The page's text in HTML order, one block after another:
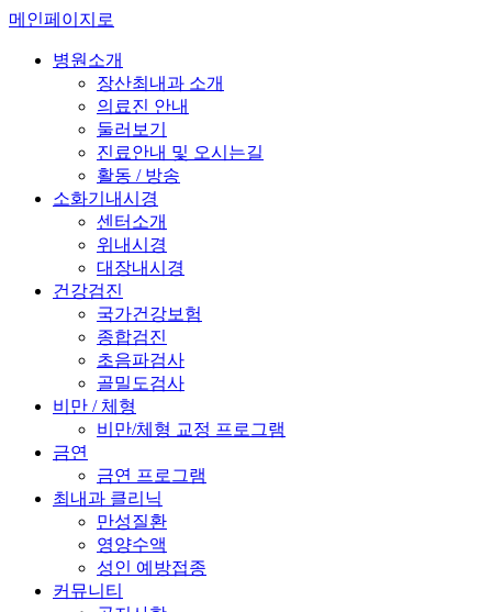
메인페이지로
병원소개
장산최내과 소개
의료진 안내
둘러보기
진료안내 및 오시는길
활동 / 방송
소화기내시경
센터소개
위내시경
대장내시경
건강검진
국가건강보험
종합검진
초음파검사
골밀도검사
비만 / 체형
비만/체형 교정 프로그램
금연
금연 프로그램
최내과 클리닉
만성질환
영양수액
성인 예방접종
커뮤니티